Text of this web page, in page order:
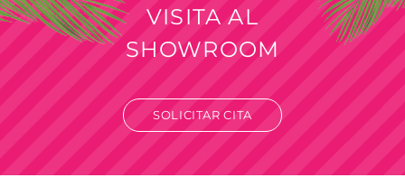
VISITA AL
SHOWROOM
SOLICITAR CITA